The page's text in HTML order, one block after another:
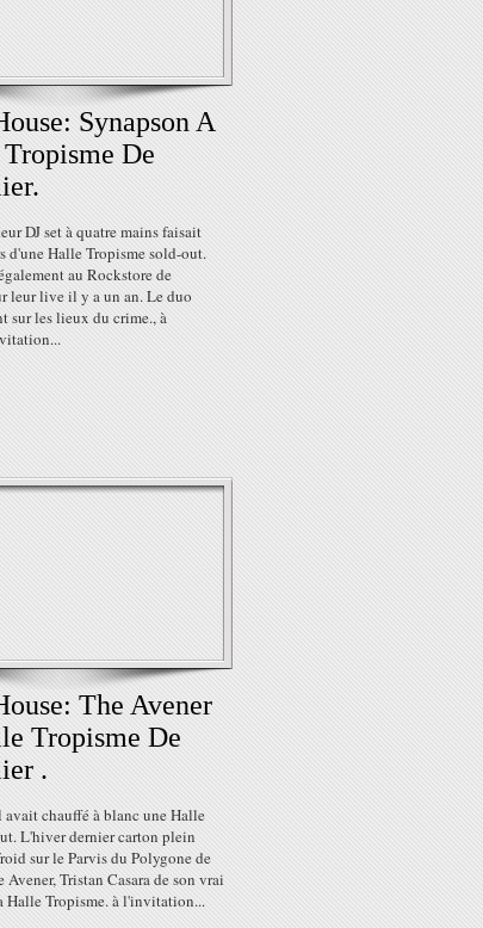
Synapson A
De
DJ set à quatre mains faisait
d'une Halle Tropisme sold-out.
au Rockstore de
leur live il y a un an. Le duo
sur les lieux du crime., à
The Avener
Tropisme De
.
chauffé à blanc une Halle
L'hiver dernier carton plein
sur le Parvis du Polygone de
Tristan Casara de son vrai
Halle Tropisme. à l'invitation...